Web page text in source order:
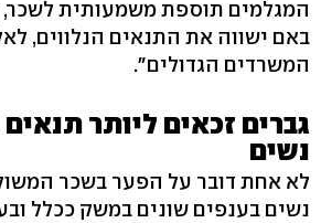
המגלמים תוספת משמעותית לשכר,
באם ישווה את התנאים הנלווים,
המשרדים הגדולים".
גברים זכאים ליותר
נשים
לא אחת דובר על הפער בשכר
נשים בענפים שונים במשק ככלל